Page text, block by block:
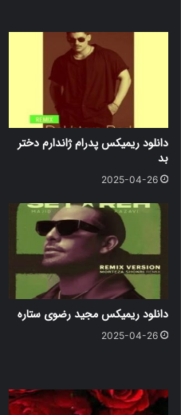
دانلود ریمیکس پدرام ژاندارم دختر
بد
2025-04-26
دانلود ریمیکس مجید رضوی ستاره
2025-04-26